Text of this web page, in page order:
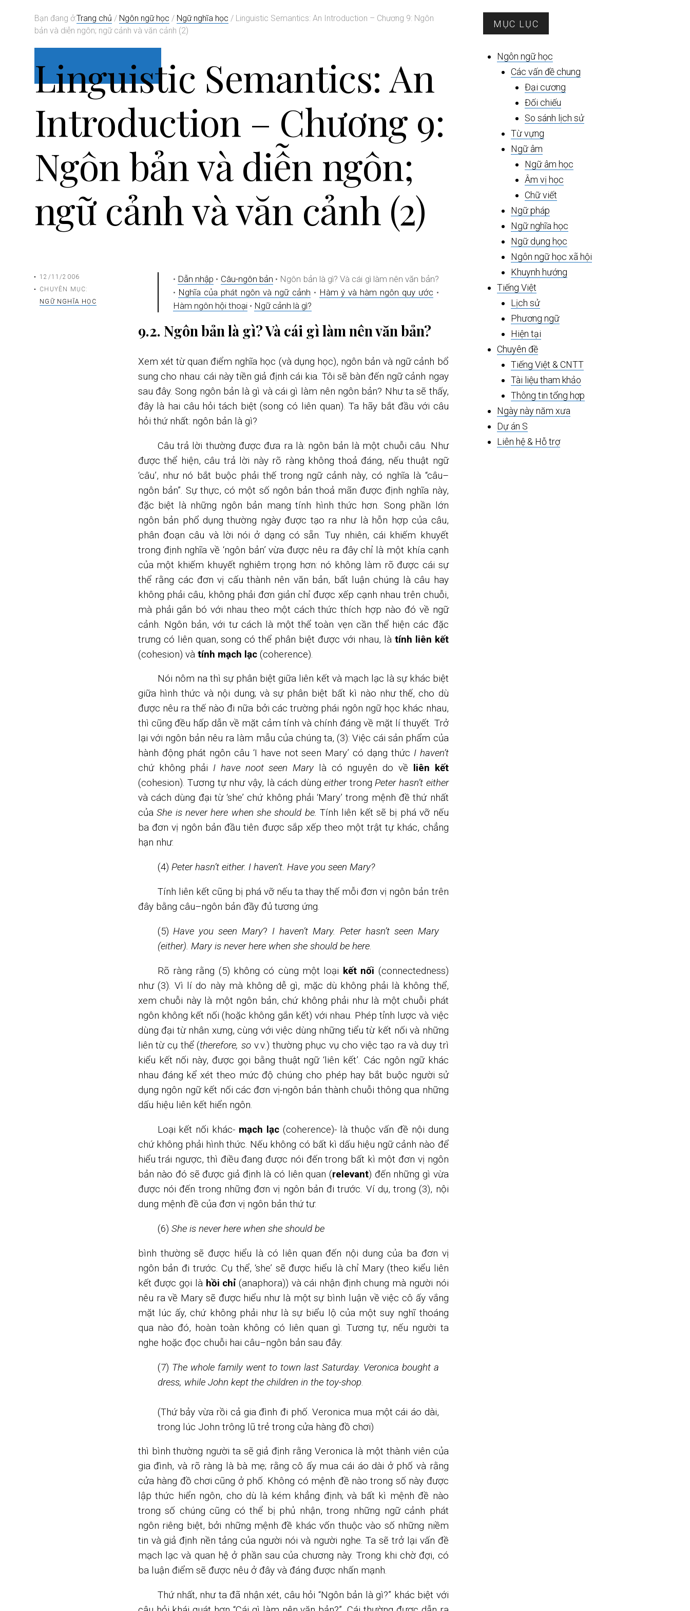
Bạn đang ở:Trang chủ / Ngôn ngữ học / Ngữ nghĩa học / Linguistic Semantics: An Introduction – Chương 9: Ngôn
bản và diễn ngôn; ngữ cảnh và văn cảnh (2)
Linguistic Semantics: An
Introduction – Chương 9:
Ngôn bản và diễn ngôn;
ngữ cảnh và văn cảnh (2)
12/11/2006
CHUYÊN MỤC:
NGỮ NGHĨA HỌC
• Dẫn nhập • Câu-ngôn bản • Ngôn bản là gì? Và cái gì làm nên văn bản?
• Nghĩa của phát ngôn và ngữ cảnh • Hàm ý và hàm ngôn quy ước •
Hàm ngôn hội thoại• Ngữ cảnh là gì?
9.2. Ngôn bản là gì? Và cái gì làm nên văn bản?
Xem xét từ quan điểm nghĩa học (và dụng học), ngôn bản và ngữ cảnh bổ
sung cho nhau: cái này tiền giả định cái kia. Tôi sẽ bàn đến ngữ cảnh ngay
sau đây. Song ngôn bản là gì và cái gì làm nên ngôn bản? Như ta sẽ thấy,
đây là hai câu hỏi tách biệt (song có liên quan). Ta hãy bắt đầu với câu
hỏi thứ nhất: ngôn bản là gì?
Câu trả lời thường được đưa ra là: ngôn bản là một chuỗi câu. Như
được thể hiện, câu trả lời này rõ ràng không thoả đáng, nếu thuật ngữ
‘câu’, như nó bắt buộc phải thế trong ngữ cảnh này, có nghĩa là “câu–
ngôn bản”. Sự thực, có một số ngôn bản thoả mãn được định nghĩa này,
đặc biệt là những ngôn bản mang tính hình thức hơn. Song phần lớn
ngôn bản phổ dụng thường ngày được tạo ra như là hỗn hợp của câu,
phân đoạn câu và lời nói ở dạng có sẵn. Tuy nhiên, cái khiếm khuyết
trong định nghĩa về ‘ngôn bản’ vừa được nêu ra đây chỉ là một khía cạnh
của một khiếm khuyết nghiêm trọng hơn: nó không làm rõ được cái sự
thể rằng các đơn vị cấu thành nên văn bản, bất luận chúng là câu hay
không phải câu, không phải đơn giản chỉ được xếp cạnh nhau trên chuỗi,
mà phải gắn bó với nhau theo một cách thức thích hợp nào đó về ngữ
cảnh. Ngôn bản, với tư cách là một thể toàn vẹn cần thể hiện các đặc
trưng có liên quan, song có thể phân biệt được với nhau, là tính liên kết
(cohesion) và tính mạch lạc(coherence).
Nói nôm na thì sự phân biệt giữa liên kết và mạch lạc là sự khác biệt
giữa hình thức và nội dung; và sự phân biệt bất kì nào như thế, cho dù
được nêu ra thế nào đi nữa bởi các trường phái ngôn ngữ học khác nhau,
thì cũng đều hấp dẫn về mặt cảm tính và chính đáng về mặt lí thuyết. Trở
lại với ngôn bản nêu ra làm mẫu của chúng ta, (3): Việc cái sản phẩm của
hành động phát ngôn câu ‘I have not seen Mary’ có dạng thức I haven’t
chứ không phải I have noot seen Mary là có nguyên do về liên kết
(cohesion). Tương tự như vậy, là cách dùngeithertrongPeter hasn’t either
và cách dùng đại từ ‘she’ chứ không phải ‘Mary’ trong mệnh đề thứ nhất
củaShe is never here when she should be. Tính liên kết sẽ bị phá vỡ nếu
ba đơn vị ngôn bản đầu tiên được sắp xếp theo một trật tự khác, chẳng
hạn như:
(4) Peter hasn’t either. I haven’t. Have you seen Mary?
Tính liên kết cũng bị phá vỡ nếu ta thay thế mỗi đơn vị ngôn bản trên
đây bằng câu–ngôn bản đầy đủ tương ứng.
(5)Have you seen Mary? I haven’t Mary. Peter hasn’t seen Mary
(either). Mary is never here when she should be here.
Rõ ràng rằng (5) không có cùng một loại kết nối (connectedness)
như (3). Vì lí do này mà không dễ gì, mặc dù không phải là không thể,
xem chuỗi này là một ngôn bản, chứ không phải như là một chuỗi phát
ngôn không kết nối (hoặc không gắn kết) với nhau. Phép tỉnh lược và việc
dùng đại từ nhân xưng, cùng với việc dùng những tiểu từ kết nối và những
liên từ cụ thể (therefore, so v.v.) thường phục vụ cho việc tạo ra và duy trì
kiểu kết nối này, được gọi bằng thuật ngữ ‘liên kết’. Các ngôn ngữ khác
nhau đáng kể xét theo mức độ chúng cho phép hay bắt buộc người sử
dụng ngôn ngữ kết nối các đơn vị-ngôn bản thành chuỗi thông qua những
dấu hiệu liên kết hiển ngôn.
Loại kết nối khác- mạch lạc(coherence)- là thuộc vấn đề nội dung
chứ không phải hình thức. Nếu không có bất kì dấu hiệu ngữ cảnh nào để
hiểu trái ngược, thì điều đang được nói đến trong bất kì một đơn vị ngôn
bản nào đó sẽ được giả định là có liên quan (relevant) đến những gì vừa
được nói đến trong những đơn vị ngôn bản đi trước. Ví dụ, trong (3), nội
dung mệnh đề của đơn vị ngôn bản thứ tư:
(6) She is never here when she should be
bình thường sẽ được hiểu là có liên quan đến nội dung của ba đơn vị
ngôn bản đi trước. Cụ thể, ‘she’ sẽ được hiểu là chỉ Mary (theo kiểu liên
kết được gọi là hồi chỉ (anaphora)) và cái nhận định chung mà người nói
nêu ra về Mary sẽ được hiểu như là một sự bình luận về việc cô ấy vắng
mặt lúc ấy, chứ không phải như là sự biểu lộ của một suy nghĩ thoáng
qua nào đó, hoàn toàn không có liên quan gì. Tương tự, nếu người ta
nghe hoặc đọc chuỗi hai câu–ngôn bản sau đây:
(7) The whole family went to town last Saturday. Veronica bought a
dress, while John kept the children in the toy-shop.
(Thứ bảy vừa rồi cả gia đình đi phố. Veronica mua một cái áo dài,
trong lúc John trông lũ trẻ trong cửa hàng đồ chơi)
thì bình thường người ta sẽ giả định rằng Veronica là một thành viên của
gia đình, và rõ ràng là bà mẹ; rằng cô ấy mua cái áo dài ở phố và rằng
cửa hàng đồ chơi cũng ở phố. Không có mệnh đề nào trong số này được
lập thức hiển ngôn, cho dù là kém khẳng định; và bất kì mệnh đề nào
trong số chúng cũng có thể bị phủ nhận, trong những ngữ cảnh phát
ngôn riêng biệt, bởi những mệnh đề khác vốn thuộc vào số những niềm
tin và giả định nền tảng của người nói và người nghe. Ta sẽ trở lại vấn đề
mạch lạc và quan hệ ở phần sau của chương này. Trong khi chờ đợi, có
ba luận điểm sẽ được nêu ở đây và đáng được nhấn mạnh.
Thứ nhất, như ta đã nhận xét, câu hỏi “Ngôn bản là gì?” khác biệt với
Sidebar
chính
MỤC LỤC
Ngôn ngữ học
Các vấn đề chung
Đại cương
Đối chiếu
So sánh lịch sử
Từ vựng
Ngữ âm
Ngữ âm học
Âm vị học
Chữ viết
Ngữ pháp
Ngữ nghĩa học
Ngữ dụng học
Ngôn ngữ học xã hội
Khuynh hướng
Tiếng Việt
Lịch sử
Phương ngữ
Hiện tại
Chuyên đề
Tiếng Việt & CNTT
Tài liệu tham khảo
Thông tin tổng hợp
Ngày này năm xưa
Dự án S
Liên hệ & Hỗ trợ